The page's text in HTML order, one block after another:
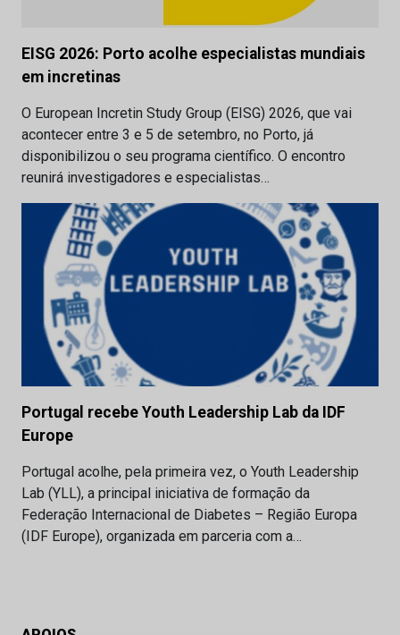
EISG 2026: Porto acolhe especialistas mundiais
em incretinas
O European Incretin Study Group (EISG) 2026, que vai
acontecer entre 3 e 5 de setembro, no Porto, já
disponibilizou o seu programa científico. O encontro
reunirá investigadores e especialistas…
Portugal recebe Youth Leadership Lab da IDF
Europe
Portugal acolhe, pela primeira vez, o Youth Leadership
Lab (YLL), a principal iniciativa de formação da
Federação Internacional de Diabetes – Região Europa
(IDF Europe), organizada em parceria com a…